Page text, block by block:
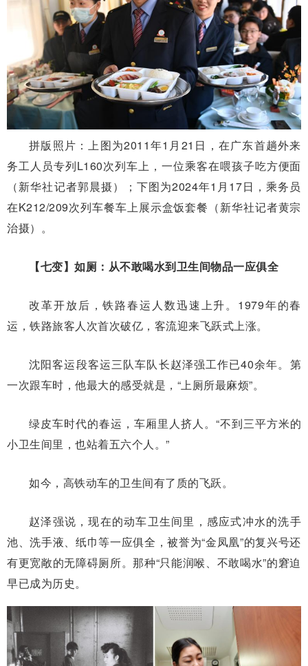
拼版照片：上图为2011年1月21日，在广东首趟外来
务工人员专列L160次列车上，一位乘客在喂孩子吃方便面
（新华社记者郭晨摄）；下图为2024年1月17日，乘务员
在K212/209次列车餐车上展示盒饭套餐（新华社记者黄宗
治摄）。
【七变】如厕：从不敢喝水到卫生间物品一应俱全
改革开放后，铁路春运人数迅速上升。1979年的春
运，铁路旅客人次首次破亿，客流迎来飞跃式上涨。
沈阳客运段客运三队车队长赵泽强工作已40余年。第
一次跟车时，他最大的感受就是，“上厕所最麻烦”。
绿皮车时代的春运，车厢里人挤人。“不到三平方米的
小卫生间里，也站着五六个人。”
如今，高铁动车的卫生间有了质的飞跃。
赵泽强说，现在的动车卫生间里，感应式冲水的洗手
池、洗手液、纸巾等一应俱全，被誉为“金凤凰”的复兴号还
有更宽敞的无障碍厕所。那种“只能润喉、不敢喝水”的窘迫
早已成为历史。